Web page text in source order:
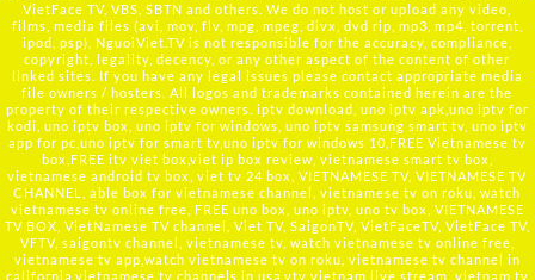
VietFace TV, VBS, SBTN and others. We do not host or upload any video,
films, media files (avi, mov, flv, mpg, mpeg, divx, dvd rip, mp3, mp4, torrent,
ipod, psp), NguoiViet.TV is not responsible for the accuracy, compliance,
copyright, legality, decency, or any other aspect of the content of other
linked sites. If you have any legal issues please contact appropriate media
file owners / hosters. All logos and trademarks contained herein are the
property of their respective owners. iptv download, uno iptv apk,uno iptv for
kodi, uno iptv box, uno iptv for windows, uno iptv samsung smart tv, uno iptv
app for pc,uno iptv for smart tv,uno iptv for windows 10,FREE Vietnamese tv
box,FREE itv viet box,viet ip box review, vietnamese smart tv box,
vietnamese android tv box, viet tv 24 box, VIETNAMESE TV, VIETNAMESE TV
CHANNEL, able box for vietnamese channel, vietnamese tv on roku, watch
vietnamese tv online free, FREE uno box, uno iptv, uno tv box, VIETNAMESE
TV BOX, VietNamese TV channel, Viet TV, SaigonTV, VietFaceTV, VietFace TV,
VFTV, saigontv channel, vietnamese tv, watch vietnamese tv online free,
vietnamese tv app,watch vietnamese tv on roku, vietnamese tv channel in
california,vietnamese tv channels in usa,vtv vietnam live stream, vietnam tv